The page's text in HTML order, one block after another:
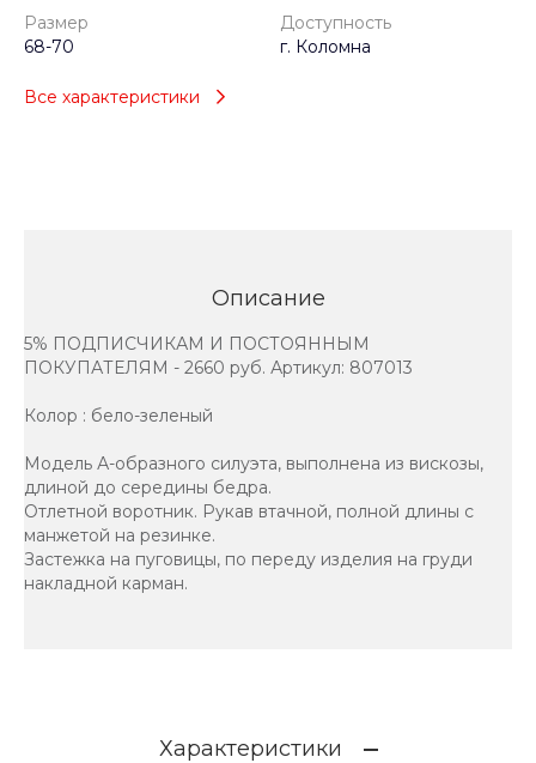
Размер
68-70
Доступность
г. Коломна
Все характеристики
Описание
5% ПОДПИСЧИКАМ И ПОСТОЯННЫМ
ПОКУПАТЕЛЯМ - 2660 руб. Артикул: 807013
Колор : бело-зеленый
Модель А-образного силуэта, выполнена из вискозы,
длиной до середины бедра.
Отлетной воротник. Рукав втачной, полной длины с
манжетой на резинке.
Застежка на пуговицы, по переду изделия на груди
накладной карман.
Характеристики